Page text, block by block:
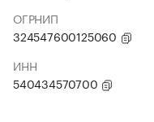
ОГРНИП
324547600125060
ИНН
540434570700